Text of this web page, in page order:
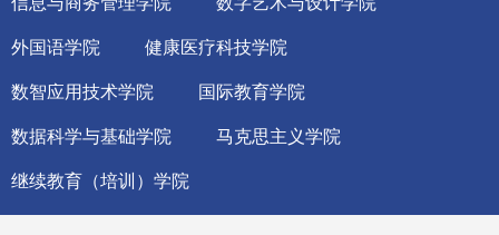
外国语学院 健康医疗科技学院
数智应用技术学院 国际教育学院
数据科学与基础学院 马克思主义学院
继续教育（培训）学院